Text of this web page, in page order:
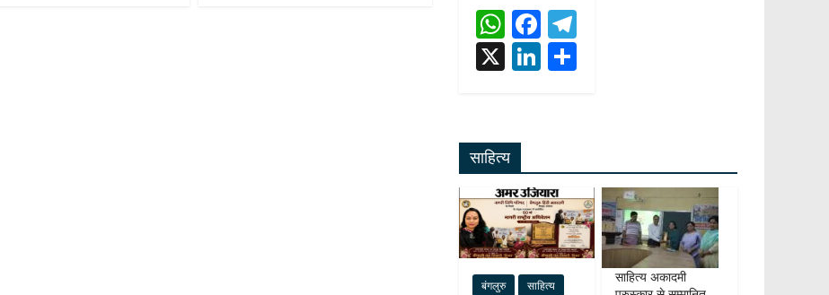
W
h
at
A
p
p
F
ac
e
o
k
m
X Li
dI
n
साहित्य
बंगलुरु साहित्य
साहित्य अकादमी